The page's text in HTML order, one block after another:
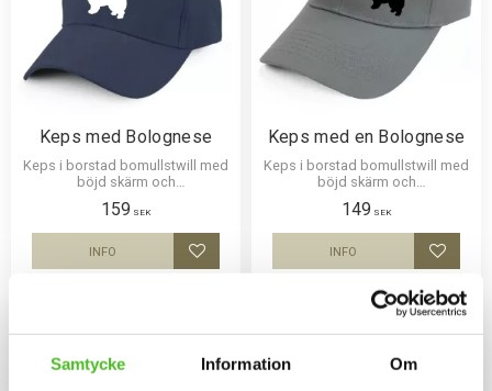
Samtycke Information Om
Keps med Bolognese
Keps i borstad bomullstwill med
böjd skärm och
siluettmotiv av en Bolognese.
159 SEK
Lägg till i favoriter
INFO
Keps med en Bolognese
Keps i borstad bomullstwill med
böjd skärm och
siluettmotiv av en Bolognese.
149 SEK
Lägg
INFO